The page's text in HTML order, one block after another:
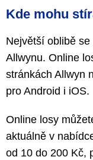
Kde mohu
Největší oblibě
Allwynu. Online
stránkách Allwyn
pro Android i iOS.
Online losy
aktuálně v
od 10 do 200 Kč,